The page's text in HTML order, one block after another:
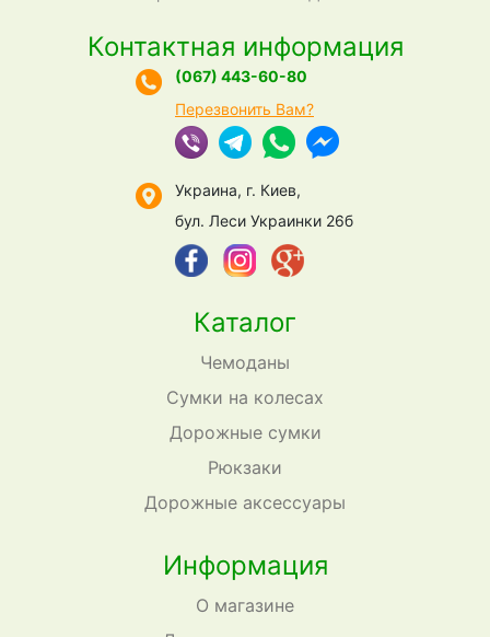
Каталог
Чемоданы
Сумки на колесах
Дорожные сумки
Рюкзаки
Дорожные аксессуары
Информация
О магазине
Контактная информация
(067) 443-60-80
Перезвонить Вам?
Украина, г. Киев,
бул. Леси Украинки 26б